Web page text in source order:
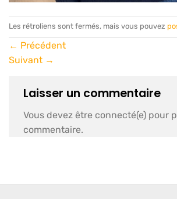
Les rétroliens sont fermés, mais vous pouvez
← Précédent
Suivant →
Laisser un commentaire
Vous devez être connecté(e) pour
commentaire.